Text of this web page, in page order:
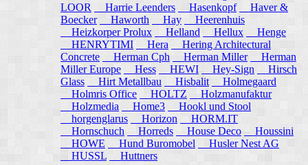
LOOR
Harrie Leenders Hasenkopf
Haver &
Boecker
Haworth Hay
Heerenhuis
Heizkorper Prolux
Helland Hellux
Henge
HENRYTIMI
Hera
Hering Architectural
Concrete
Herman Cph Herman Miller
Herman
Miller Europe
Hess HEWI Hey-Sign
Hirsch
Glass
Hirt Metallbau Hisbalit
Holmegaard
Holmris Office
HOLTZ
Holzmanufaktur
Holzmedia
Home3
Hookl und Stool
horgenglarus
Horizon
HORM.IT
Hornschuch
Horreds House Deco
Houssini
HOWE
Hund Buromobel
Husler Nest AG
HUSSL
Huttners